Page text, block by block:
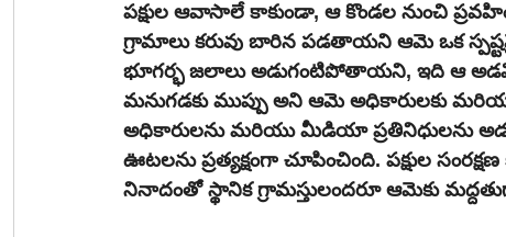
పక్షుల ఆవాసాలే కాకుండా, ఆ కొండల నుంచి
గ్రామాలు కరువు బారిన పడతాయని ఆమె ఒక
భూగర్భ జలాలు అడుగంటిపోతాయని, ఇది ఆ అడవి
మనుగడకు ముప్పు అని ఆమె అధికారులకు
అధికారులను మరియు మీడియా ప్రతినిధులను
ఊటలను ప్రత్యక్షంగా చూపించింది. పక్షుల
నినాదంతో స్థానిక గ్రామస్తులందరూ ఆమెకు